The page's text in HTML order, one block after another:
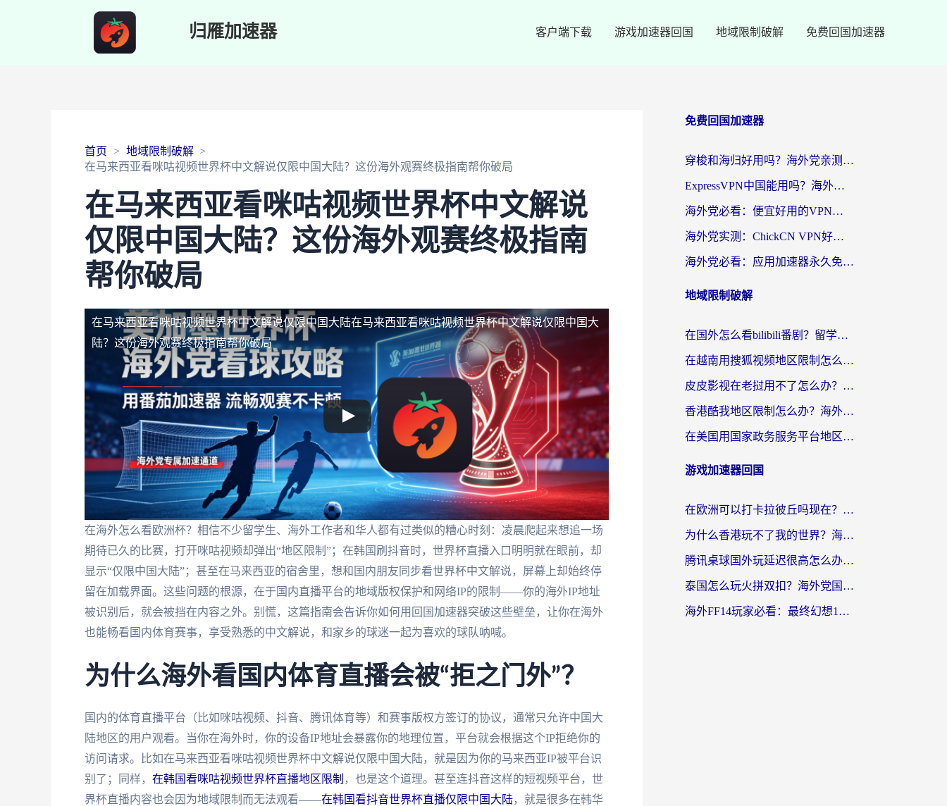
归雁加速器 客户端下载 游戏加速器回国 地域限制破解 免费回国加速器
首页
地域限制破解
在马来西亚看咪咕视频世界杯中文解说仅限中国大陆？这份海外观赛终极指南帮你破局
在马来西亚看咪咕视频世界杯中文解说
仅限中国大陆？这份海外观赛终极指南
帮你破局
在马来西亚看咪咕视频世界杯中文解说仅限中国大陆在马来西亚看咪咕视频世界杯中文解说仅限中国大
陆？这份海外观赛终极指南帮你破局
在海外怎么看欧洲杯？相信不少留学生、海外工作者和华人都有过类似的糟心时刻：凌晨爬起来想追一场
期待已久的比赛，打开咪咕视频却弹出“地区限制”；在韩国刷抖音时，世界杯直播入口明明就在眼前，却
显示“仅限中国大陆”；甚至在马来西亚的宿舍里，想和国内朋友同步看世界杯中文解说，屏幕上却始终停
留在加载界面。这些问题的根源，在于国内直播平台的地域版权保护和网络IP的限制——你的海外IP地址
被识别后，就会被挡在内容之外。别慌，这篇指南会告诉你如何用回国加速器突破这些壁垒，让你在海外
也能畅看国内体育赛事，享受熟悉的中文解说，和家乡的球迷一起为喜欢的球队呐喊。
为什么海外看国内体育直播会被“拒之门外”？
国内的体育直播平台（比如咪咕视频、抖音、腾讯体育等）和赛事版权方签订的协议，通常只允许中国大
陆地区的用户观看。当你在海外时，你的设备IP地址会暴露你的地理位置，平台就会根据这个IP拒绝你的
访问请求。比如在马来西亚看咪咕视频世界杯中文解说仅限中国大陆，就是因为你的马来西亚IP被平台识
别了；同样， 在韩国看咪咕视频世界杯直播地区限制 ，也是这个道理。甚至连抖音这样的短视频平台，世
界杯直播内容也会因为地域限制而无法观看——在韩国看抖音世界杯直播仅限中国大陆，就是很多在韩华
免费回国加速器
穿梭和海归好用吗？海外党亲测：3步选对回国加速器，无缝刷国内剧玩手游
ExpressVPN中国能用吗？海外党翻回国内的加速器选择指南（附番茄加速器实测）
海外党必看：便宜好用的VPN怎么选？3步解决回国访问难题+Steam改区技巧
海外党实测：ChickCN VPN好用吗？和OurPlay VPN对比哪个回国效果更好？附避坑指南
海外党必看：应用加速器永久免费版真的靠谱吗？教你选对回国加速器无缝刷国内资源
地域限制破解
在国外怎么看bilibili番剧？留学生亲测有效的地域限制突破指南（附酷我酷狗音乐解决方法）
在越南用搜狐视频地区限制怎么办？3招解决海外看国内剧难题（附西瓜视频CCTV观看技巧）
皮皮影视在老挝用不了怎么办？3步解决海外看国内影视&财经的痛点
香港酷我地区限制怎么办？海外党亲测有效的回国加速方案来了
在美国用国家政务服务平台地区限制怎么办？海外华人必备的突破攻略（附追剧看片技巧）
游戏加速器回国
在欧洲可以打卡拉彼丘吗现在？海外党国服游戏加速器终极避坑指南
为什么香港玩不了我的世界？海外党国服游戏加速终极解决方案
腾讯桌球国外玩延迟很高怎么办？海外党亲测有效的国服游戏加速指南
泰国怎么玩火拼双扣？海外党国服游戏加速终极指南（附暗区突围植物大战僵尸实测）
海外FF14玩家必看：最终幻想14国外加速器下载安装全攻略+卡顿解决秘籍